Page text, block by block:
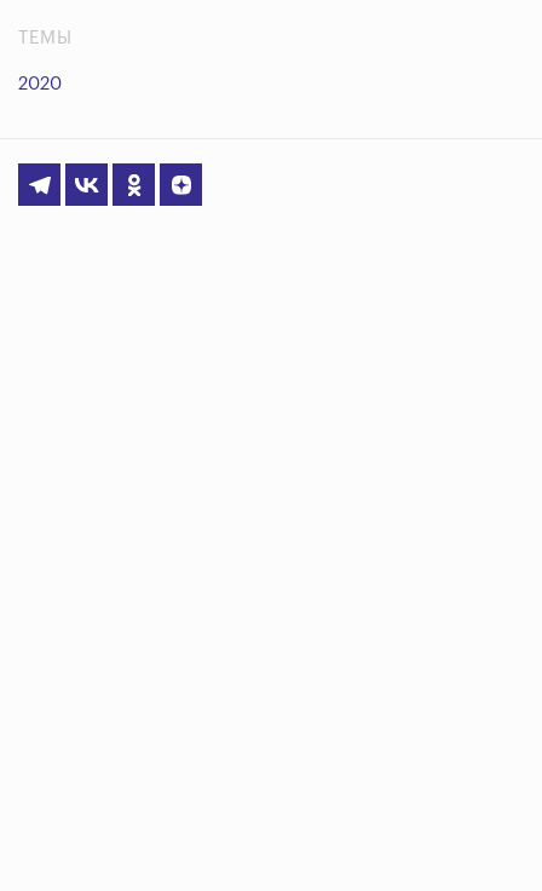
ТЕМЫ
2020